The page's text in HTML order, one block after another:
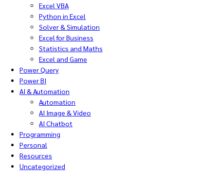
Excel VBA
Python in Excel
Solver & Simulation
Excel for Business
Statistics and Maths
Excel and Game
Power Query
Power BI
AI & Automation
Automation
AI Image & Video
AI Chatbot
Programming
Personal
Resources
Uncategorized